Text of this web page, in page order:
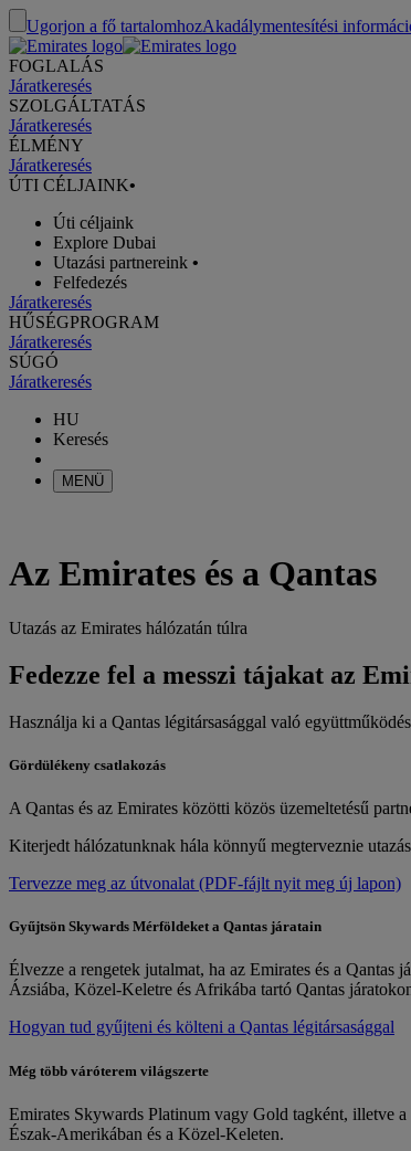
Ugorjon a fő tartalomhozAkadálymentesítési
FOGLALÁS
Járatkeresés
SZOLGÁLTATÁS
Járatkeresés
ÉLMÉNY
Járatkeresés
ÚTI CÉLJAINK•
Úti céljaink
Explore Dubai
Utazási partnereink •
Felfedezés
Járatkeresés
HŰSÉGPROGRAM
Járatkeresés
SÚGÓ
Járatkeresés
HU
Keresés
MENÜ
Az Emirates és a Qantas
Utazás az Emirates hálózatán túlra
Fedezze fel a messzi tájakat az
Használja ki a Qantas légitársasággal való
Gördülékeny csatlakozás
A Qantas és az Emirates közötti közös üzemeltetésű
Kiterjedt hálózatunknak hála könnyű megterveznie
Tervezze meg az útvonalat (PDF-fájlt nyit meg új lapon)
Gyűjtsön Skywards Mérföldeket a Qantas járatain
Élvezze a rengetek jutalmat, ha az Emirates és a
Ázsiába, Közel-Keletre és Afrikába tartó Qantas
Hogyan tud gyűjteni és költeni a Qantas légitársasággal
Még több váróterem világszerte
Emirates Skywards Platinum vagy Gold tagként, illetve
Észak-Amerikában és a Közel-Keleten.